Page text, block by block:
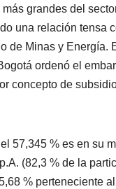
grandes del
una relación tensa
de Minas y Energía.
ordenó el
concepto de
57,345 % es en su
(82,3 % de la
% perteneciente